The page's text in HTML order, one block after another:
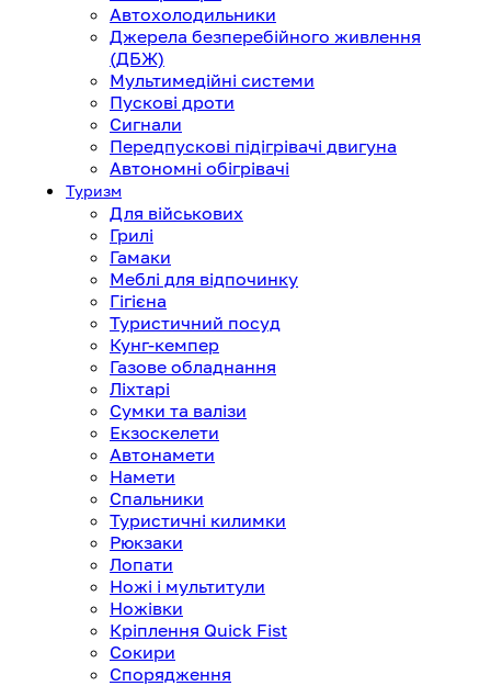
Автохолодильники
Джерела безперебійного живлення
(ДБЖ)
Мультимедійні системи
Пускові дроти
Сигнали
Передпускові підігрівачі двигуна
Автономні обігрівачі
Туризм
Для військових
Грилі
Гамаки
Меблі для відпочинку
Гігієна
Туристичний посуд
Кунг-кемпер
Газове обладнання
Ліхтарі
Сумки та валізи
Екзоскелети
Автонамети
Намети
Спальники
Туристичні килимки
Рюкзаки
Лопати
Ножі і мультитули
Ножівки
Кріплення Quick Fist
Сокири
Спорядження